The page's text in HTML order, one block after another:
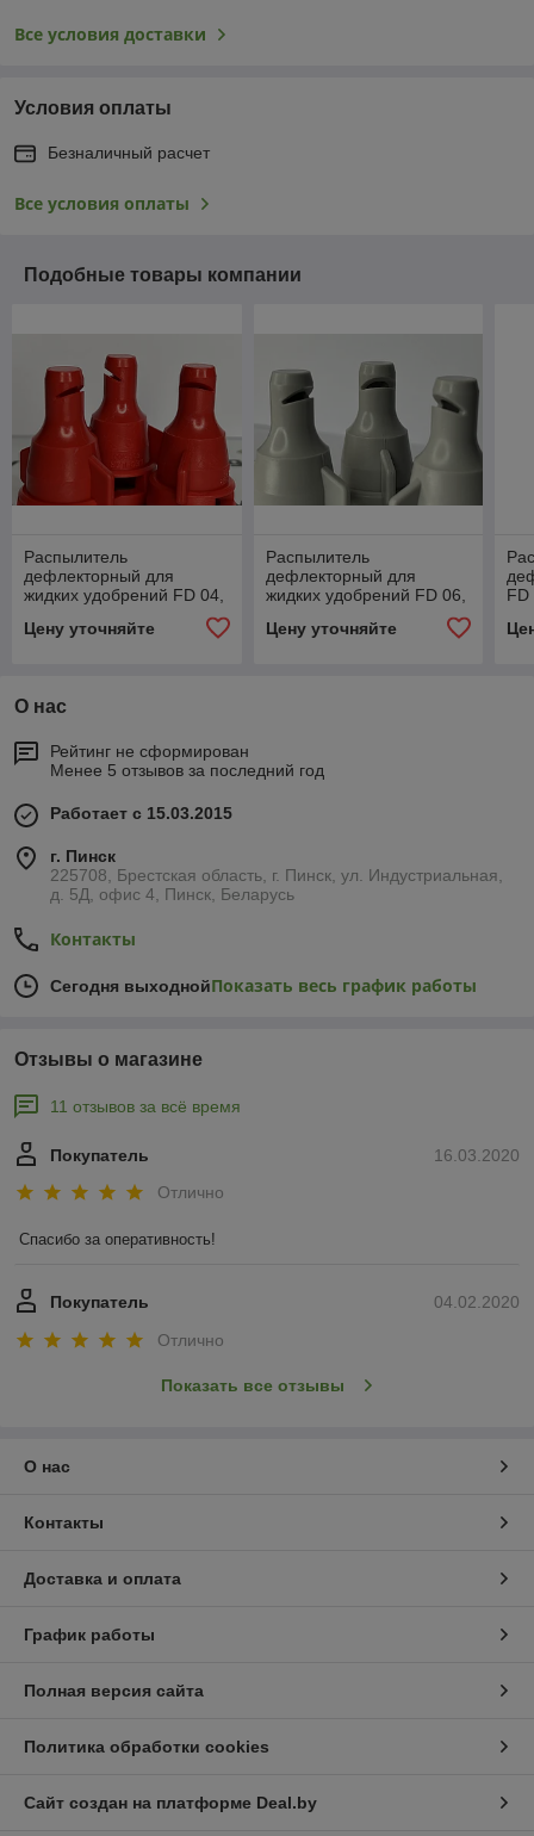
Все условия доставки
Условия оплаты
Безналичный расчет
Все условия оплаты
Подобные товары компании
Распылитель
дефлекторный для
жидких удобрений FD 04,
Цену уточняйте
Распылитель
дефлекторный для
жидких удобрений FD 06,
Цену уточняйте
FD
О нас
Рейтинг не сформирован
Менее 5 отзывов за последний год
Работает с 15.03.2015
г. Пинск
225708, Брестская область, г. Пинск, ул. Индустриальная,
д. 5Д, офис 4, Пинск, Беларусь
Контакты
Сегодня выходнойПоказать весь график работы
Отзывы о магазине
11 отзывов за всё время
16.03.2020
Покупатель
Отлично
Спасибо за оперативность!
04.02.2020
Покупатель
Отлично
Показать все отзывы
О нас
Контакты
Доставка и оплата
График работы
Полная версия сайта
Политика обработки cookies
Сайт создан на платформе Deal.by